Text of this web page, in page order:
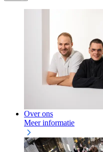
Over ons
Meer informatie